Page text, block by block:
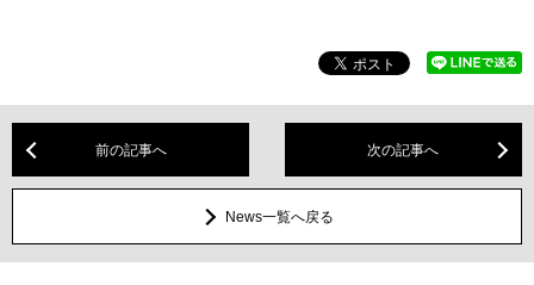
前の記事へ 次の記事へ
News一覧へ戻る